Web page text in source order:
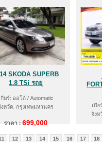
SKODA SUPERB
1.8 TSi รถยุ
กียร์: ออโต้ / Automatic
งหวัด: กรุงเทพมหานคร
ราคา :699,000
เกี
จังห
12 13 14 15 16 17 18